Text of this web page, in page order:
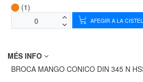
(1)
AFEGIR A LA
MÉS INFO
BROCA MANGO CONICO DIN 345 N